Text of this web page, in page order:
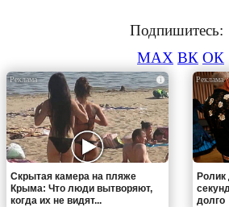
Подпишитесь:
MAX ВК ОК
i
Скрытая камера на пляже
Крыма: Что люди вытворяют,
когда их не видят...
Ролик
долго